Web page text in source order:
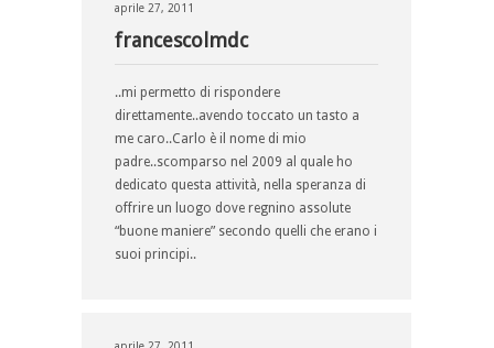
aprile 27, 2011
francescolmdc
..mi permetto di rispondere
direttamente..avendo toccato un tasto a
me caro..Carlo è il nome di mio
padre..scomparso nel 2009 al quale ho
dedicato questa attività, nella speranza di
offrire un luogo dove regnino assolute
“buone maniere” secondo quelli che erano i
suoi principi..